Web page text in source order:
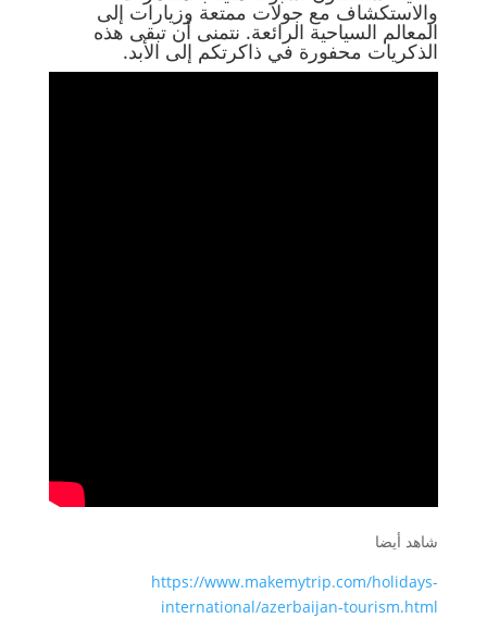
والاستكشاف مع جولات ممتعة وزيارات إلى
المعالم السياحية الرائعة. نتمنى أن تبقى هذه
الذكريات محفورة في ذاكرتكم إلى الأبد.
شاهد أيضا
https://www.makemytrip.com/holidays-
international/azerbaijan-tourism.html